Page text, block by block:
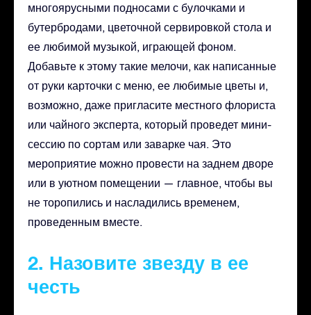
многоярусными подносами с булочками и
бутербродами, цветочной сервировкой стола и
ее любимой музыкой, играющей фоном.
Добавьте к этому такие мелочи, как написанные
от руки карточки с меню, ее любимые цветы и,
возможно, даже пригласите местного флориста
или чайного эксперта, который проведет мини-
сессию по сортам или заварке чая. Это
мероприятие можно провести на заднем дворе
или в уютном помещении — главное, чтобы вы
не торопились и насладились временем,
проведенным вместе.
2. Назовите звезду в ее
честь